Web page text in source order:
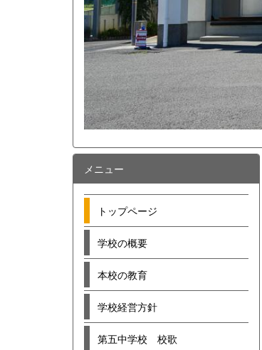
メニュー
トップページ
学校の概要
本校の教育
学校経営方針
第五中学校 校歌